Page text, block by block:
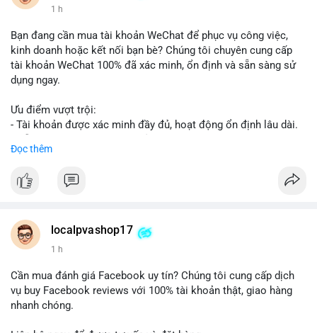
👉 Email: localpvashop@gmail.com
Đừng bỏ lỡ cơ hội cải thiện danh tiếng trực tuyến của bạn một
cách hiệu quả!
1 h
Bạn đang cần mua tài khoản WeChat để phục vụ công việc,
kinh doanh hoặc kết nối bạn bè? Chúng tôi chuyên cung cấp
tài khoản WeChat 100% đã xác minh, ổn định và sẵn sàng sử
dụng ngay.
Ưu điểm vượt trội:
- Tài khoản được xác minh đầy đủ, hoạt động ổn định lâu dài.
- Giao dịch an toàn, bảo mật thông tin.
Đặt hàng ngay hôm nay để nhận ưu đãi tốt nhất!
- WhatsApp: +1 (66
215-8938
- Telegram: @localpvashop
Đừng bỏ lỡ cơ hội sở hữu tài khoản WeChat chất lượng với giá
tốt. Liên hệ ngay!
Đọc thêm
localpvashop17
1 h
Cần mua đánh giá Facebook uy tín? Chúng tôi cung cấp dịch
vụ buy Facebook reviews với 100% tài khoản thật, giao hàng
nhanh chóng.